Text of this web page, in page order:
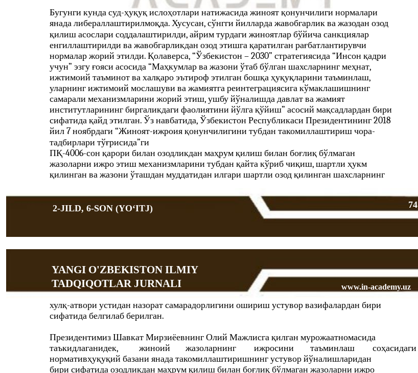
74
2-JILD, 6-SON (YOʻITJ)
Бугунги кунда суд-ҳуқуқ ислоҳотлари натижасида жиноят қонунчилиги нормалари
янада либераллаштирилмоқда. Хусусан, сўнгги йилларда жавобгарлик ва жазодан озод
қилиш асослари соддалаштирилди, айрим турдаги жиноятлар бўйича санкциялар
енгиллаштирилди ва жавобгарликдан озод этишга қаратилган рағбатлантирувчи
нормалар жорий этилди. Қолаверса, “Ўзбекистон – 2030” стратегиясида “Инсон қадри
учун” эзгу ғояси асосида “Маҳкумлар ва жазони ўтаб бўлган шахсларнинг меҳнат,
ижтимоий таъминот ва халқаро эътироф этилган бошқа ҳуқуқларини таъминлаш,
уларнинг ижтимоий мослашуви ва жамиятга реинтеграциясига кўмаклашишнинг
самарали механизмларини жорий этиш, ушбу йўналишда давлат ва жамият
институтларининг биргаликдаги фаолиятини йўлга қўйиш” асосий мақсадлардан бири
сифатида қайд этилган. Ўз навбатида, Ўзбекистон Республикаси Президентининг 2018
йил 7 ноябрдаги “Жиноят-ижроия қонунчилигини тубдан такомиллаштириш чора-
тадбирлари тўғрисида”ги
ПҚ-4006-сон қарори билан озодликдан маҳрум қилиш билан боғлиқ бўлмаган
жазоларни ижро этиш механизмларини тубдан қайта кўриб чиқиш, шартли ҳукм
қилинган ва жазони ўташдан муддатидан илгари шартли озод қилинган шахсларнинг
YANGI O'ZBEKISTON ILMIY
TADQIQOTLAR JURNALI
www.in-academy.uz
хулқ-атвори устидан назорат самарадорлигини ошириш устувор вазифалардан бири
сифатида белгилаб берилган.
Президентимиз Шавкат Мирзиёевнинг Олий Мажлисга қилган мурожаатномасида
таъкидлаганидек,
жиноий жазоларнинг ижросини таъминлаш
соҳасидаги
нормативҳуқуқий базани янада такомиллаштиришнинг устувор йўналишларидан
бири сифатида озодликдан маҳрум қилиш билан боғлиқ бўлмаган жазоларни ижро